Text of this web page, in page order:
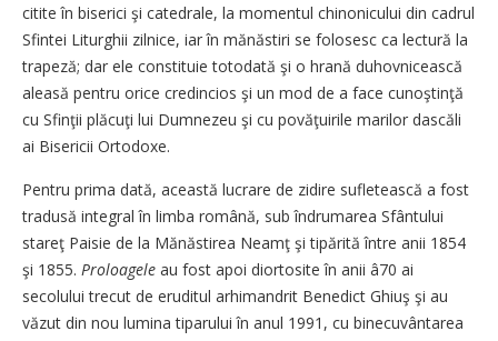
citite în biserici şi catedrale, la momentul chinonicului din cadrul
Sfintei Liturghii zilnice, iar în mănăstiri se folosesc ca lectură la
trapeză; dar ele constituie totodată şi o hrană duhovnicească
aleasă pentru orice credincios şi un mod de a face cunoştinţă
cu Sfinţii plăcuţi lui Dumnezeu şi cu povăţuirile marilor dascăli
ai Bisericii Ortodoxe.
Pentru prima dată, această lucrare de zidire sufletească a fost
tradusă integral în limba română, sub îndrumarea Sfântului
stareţ Paisie de la Mănăstirea Neamţ şi tipărită între anii 1854
şi 1855. Proloagele au fost apoi diortosite în anii â70 ai
secolului trecut de eruditul arhimandrit Benedict Ghiuş şi au
văzut din nou lumina tiparului în anul 1991, cu binecuvântarea